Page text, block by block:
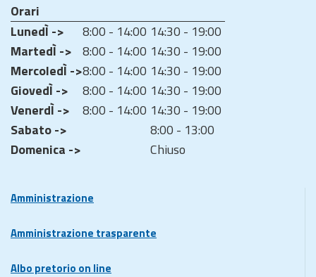
Orari
LunedÌ ->
8:00 - 14:00 14:30 - 19:00
MartedÌ -> 8:00 - 14:00 14:30 - 19:00
MercoledÌ ->8:00 - 14:00 14:30 - 19:00
GiovedÌ ->
8:00 - 14:00 14:30 - 19:00
VenerdÌ ->
8:00 - 14:00 14:30 - 19:00
Sabato ->
8:00 - 13:00
Domenica ->
Chiuso
Amministrazione
Amministrazione trasparente
Albo pretorio on line